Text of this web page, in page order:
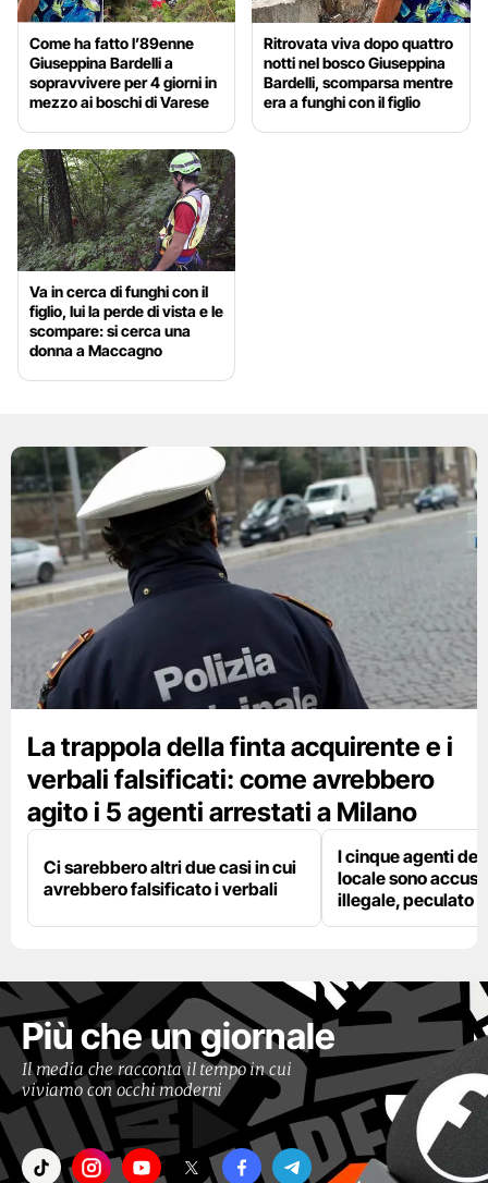
Come ha fatto l’89enne
Giuseppina Bardelli a
sopravvivere per 4 giorni in
mezzo ai boschi di Varese
Ritrovata viva dopo quattro
notti nel bosco Giuseppina
Bardelli, scomparsa mentre
era a funghi con il figlio
Va in cerca di funghi con il
figlio, lui la perde di vista e le
scompare: si cerca una
donna a Maccagno
La trappola della finta acquirente e i
verbali falsificati: come avrebbero
agito i 5 agenti arrestati a Milano
Ci sarebbero altri due casi in cui
avrebbero falsificato i verbali
I cinque agenti
locale sono
illegale, peculato
Più che un giornale
Il media che racconta il tempo in cui
viviamo con occhi moderni